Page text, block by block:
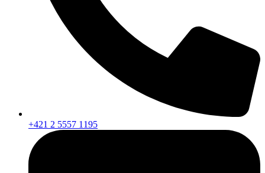
+421 2 5557 1195